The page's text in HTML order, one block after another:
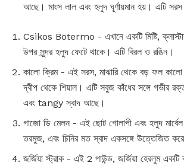
আছে। মাংস লাল এবং হলুদ ঘূর্ণায়মান হয়। এটি
Csikos Botermo - এখানে একটি মিষ্টি, ক্লাস্টার
উপর সুন্দর হলুদ ফেটে থাকে। এটি বিরল ও রঙিন।
কালো ক্রিম - এই সরস, মাঝারি থেকে বড় ফল কালো
দ্বীপ থেকে শিয়াল। এটি সবুজ কাঁধের সঙ্গে গভীর
এবং tangy স্বাদ আছে।
গাজো ডি মেলন - এই ছোট গোলাপী এবং হলুদ মার্বেল
তরমুজ, এবং চিনির মত স্বাদ একসঙ্গে উত্তেজিত
জর্জিয়া স্ট্রাক - এই 2 পাউন্ড, জর্জিয়া হেরলুম